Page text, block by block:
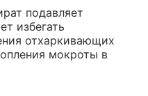
подавляет
избегать
отхаркивающих
мокроты в